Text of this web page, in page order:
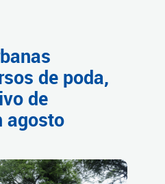
de poda,
de
agosto